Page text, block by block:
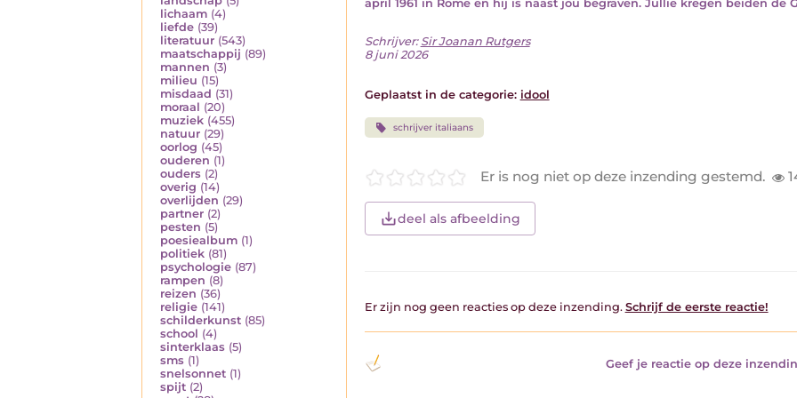
lichaam (4)
liefde (39)
literatuur (543)
maatschappij (89)
mannen (3)
milieu (15)
misdaad (31)
moraal (20)
muziek (455)
natuur (29)
oorlog (45)
ouderen (1)
ouders (2)
overig (14)
overlijden (29)
partner (2)
pesten (5)
poesiealbum (1)
politiek (81)
psychologie (87)
rampen (8)
reizen (36)
religie (141)
schilderkunst (85)
school (4)
sinterklaas (5)
sms (1)
snelsonnet (1)
spijt (2)
april 1961 in Rome en hij is naast jou begraven. Jullie kregen beiden de
Schrijver: Sir Joanan Rutgers
8 juni 2026
Geplaatst in de categorie: idool
schrijver italiaans
Er is nog niet op deze inzending gestemd.
deel als afbeelding
Er zijn nog geen reacties op deze inzending. Schrijf de eerste reactie!
Geef je reactie op deze